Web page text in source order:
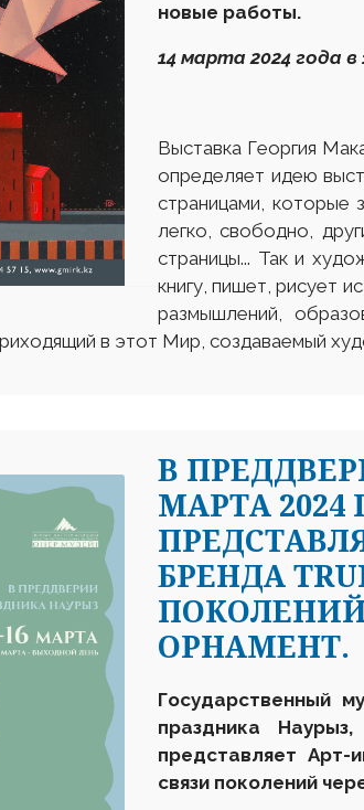
новые работы.
14 марта 2024 года
Выставка Георгия
определяет идею
страницами, которые
легко, свободно,
страницы... Так и
книгу, пишет, рисует
размышлений,
в этот Мир, создаваемый
В
МАРТА
БРЕНДА
ОРНАМЕНТ.
Государственный
праздника
представляетАрт-
связи поколений